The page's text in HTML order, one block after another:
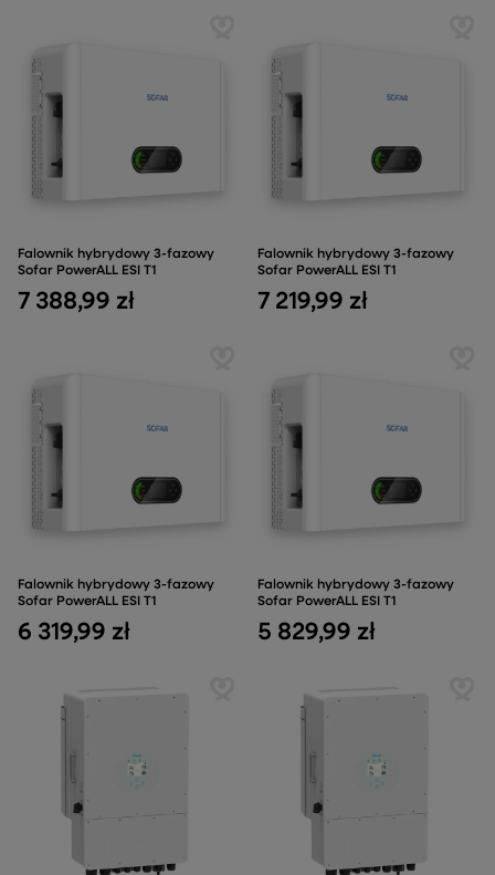
Falownik hybrydowy 3-fazowy
Sofar PowerALL ESI T1
7 388,99 zł
Falownik hybrydowy 3-fazowy
Sofar PowerALL ESI T1
7 219,99 zł
Falownik hybrydowy 3-fazowy
Sofar PowerALL ESI T1
6 319,99 zł
Falownik hybrydowy 3-fazowy
Sofar PowerALL ESI T1
5 829,99 zł